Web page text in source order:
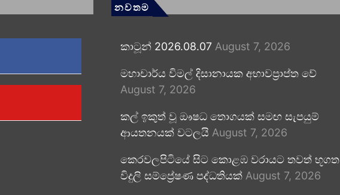
නවතම
කාටූන් 2026.08.07 August 7, 2026
මහාචාර්ය විමල් දිසානායක අභාවප්‍රාප්ත වේ
August 7, 2026
කල් ඉකුත් වූ ඖෂධ තොගයක් සමඟ සැපයුම්
ආයතනයක් වටලයි August 7, 2026
කෙරවලපිටියේ සිට කොළඹ වරායට තවත් භූගත
විදුලි සම්ප්‍රේෂණ පද්ධතියක් August 7, 2026